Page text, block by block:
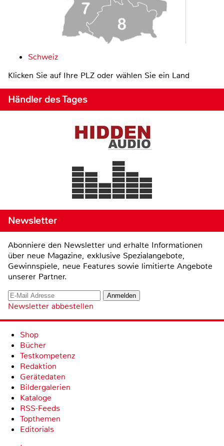
Schweiz
Klicken Sie auf Ihre PLZ oder wählen Sie ein Land
Händler des Tages
Newsletter
Abonniere den Newsletter und erhalte Informationen
über neue Magazine, exklusive Spezialangebote,
Gewinnspiele, neue Features sowie limitierte Angebote
unserer Partner.
Newsletter abbestellen
Shop
Bücher
Testkompetenz
Redaktion
Gerätedaten
Bildergalerien
Kataloge
RSS-Feeds
Topthemen
Editorials